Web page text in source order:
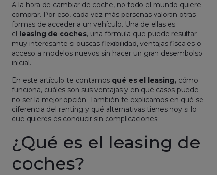
A la hora de cambiar de coche, no todo el mundo quiere
comprar. Por eso, cada vez más personas valoran otras
formas de acceder a un vehículo. Una de ellas es
el leasing de coches, una fórmula que puede resultar
muy interesante si buscas flexibilidad, ventajas fiscales o
acceso a modelos nuevos sin hacer un gran desembolso
inicial.
En este artículo te contamos qué es el leasing, cómo
funciona, cuáles son sus ventajas y en qué casos puede
no ser la mejor opción. También te explicamos en qué se
diferencia del renting y qué alternativas tienes hoy si lo
que quieres es conducir sin complicaciones.
¿Qué es el leasing de
coches?